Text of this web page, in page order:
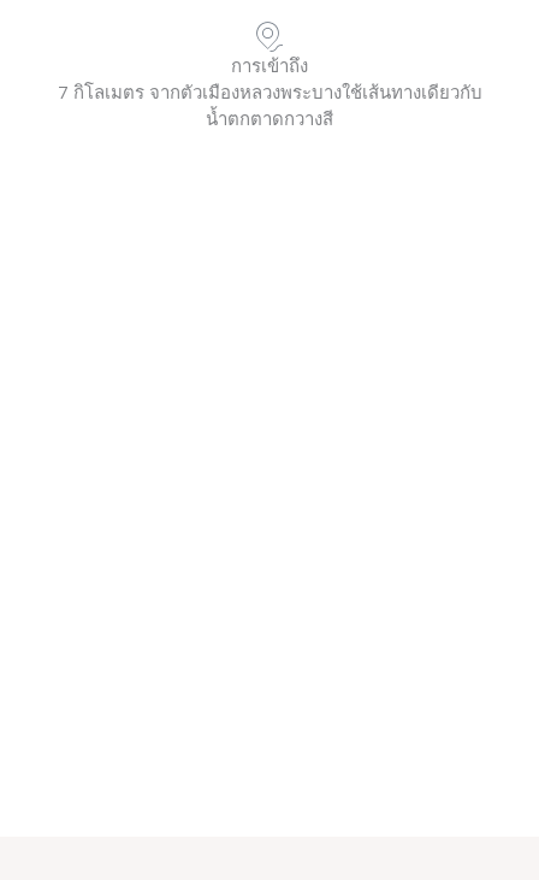
การเข้าถึง
7 กิโลเมตร จากตัวเมืองหลวงพระบางใช้เส้นทางเดียวกับ
น้ำตกตาดกวางสี